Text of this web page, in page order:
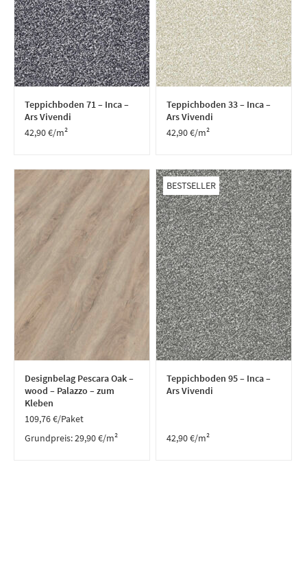
Teppichboden 71 – Inca –
Ars Vivendi
42,90€/m²
Teppichboden 33 – Inca –
Ars Vivendi
42,90€/m²
Designbelag Pescara Oak –
wood – Palazzo – zum
Kleben
109,76€/Paket
Grundpreis:29,90€/m²
BESTSELLER
Teppichboden 95 – Inca –
Ars Vivendi
42,90€/m²